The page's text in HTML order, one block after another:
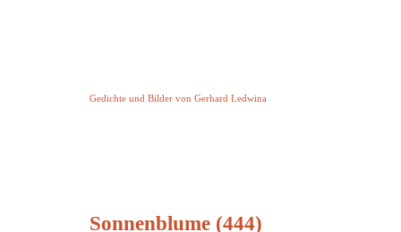
Gedichte und Bilder von Gerhard Ledwina
Sonnenblume (444)